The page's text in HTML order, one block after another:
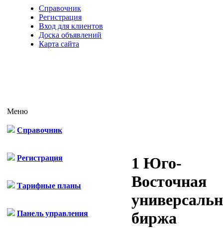
Справочник
Регистрация
Вход для клиентов
Доска объявлений
Карта сайта
Меню
Справочник
Регистрация
Тарифные планы
Панель управления
1 Юго-
Восточная
биржа